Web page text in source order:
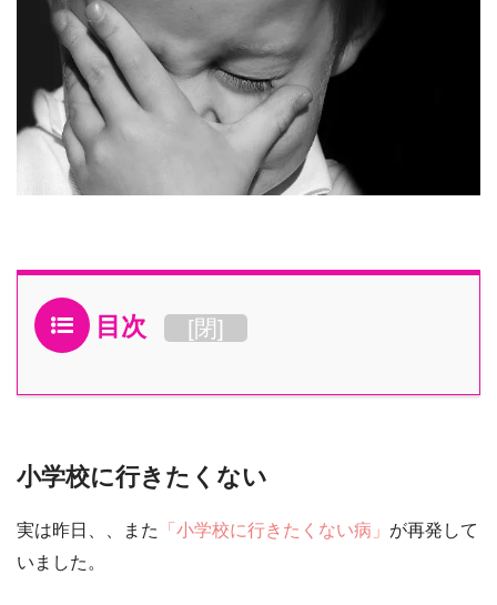
目次 [閉]
小学校に行きたくない
実は昨日、、また 「小学校に行きたくない病」 が再発 して
いました。